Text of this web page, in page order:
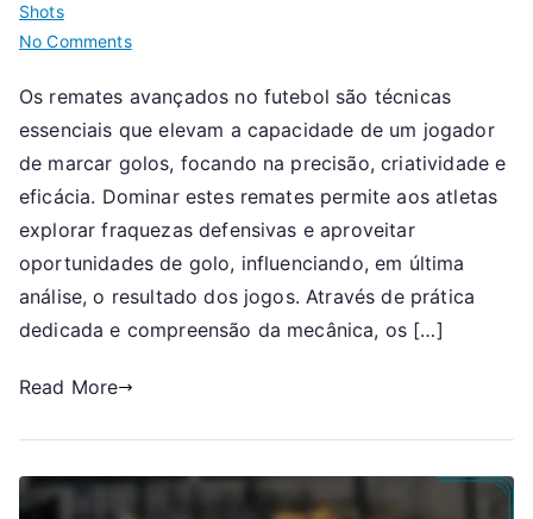
Shots
No Commentson
de
Futebol
Avançados:
Precisão,
Criatividade
Os remates avançados no futebol são técnicas
essenciais que elevam a capacidade de um jogador
de marcar golos, focando na precisão, criatividade e
eficácia. Dominar estes remates permite aos atletas
explorar fraquezas defensivas e aproveitar
oportunidades de golo, influenciando, em última
análise, o resultado dos jogos. Através de prática
dedicada e compreensão da mecânica, os […]
Read More